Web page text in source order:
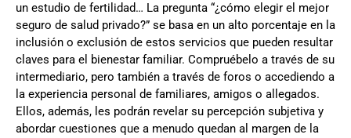
un estudio de fertilidad… La pregunta “¿cómo elegir el mejor
seguro de salud privado?” se basa en un alto porcentaje en la
inclusión o exclusión de estos servicios que pueden resultar
claves para el bienestar familiar. Compruébelo a través de su
intermediario, pero también a través de foros o accediendo a
la experiencia personal de familiares, amigos o allegados.
Ellos, además, les podrán revelar su percepción subjetiva y
abordar cuestiones que a menudo quedan al margen de la